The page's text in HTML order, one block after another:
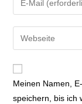
Meinen Namen,
speichern, bis ich